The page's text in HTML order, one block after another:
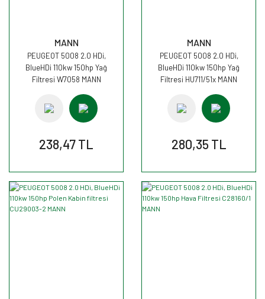
MANN
PEUGEOT 5008 2.0 HDi,
BlueHDi 110kw 150hp Yağ
Filtresi W7058 MANN
238,47 TL
MANN
PEUGEOT 5008 2.0 HDi,
BlueHDi 110kw 150hp Yağ
Filtresi HU711/51x MANN
280,35 TL